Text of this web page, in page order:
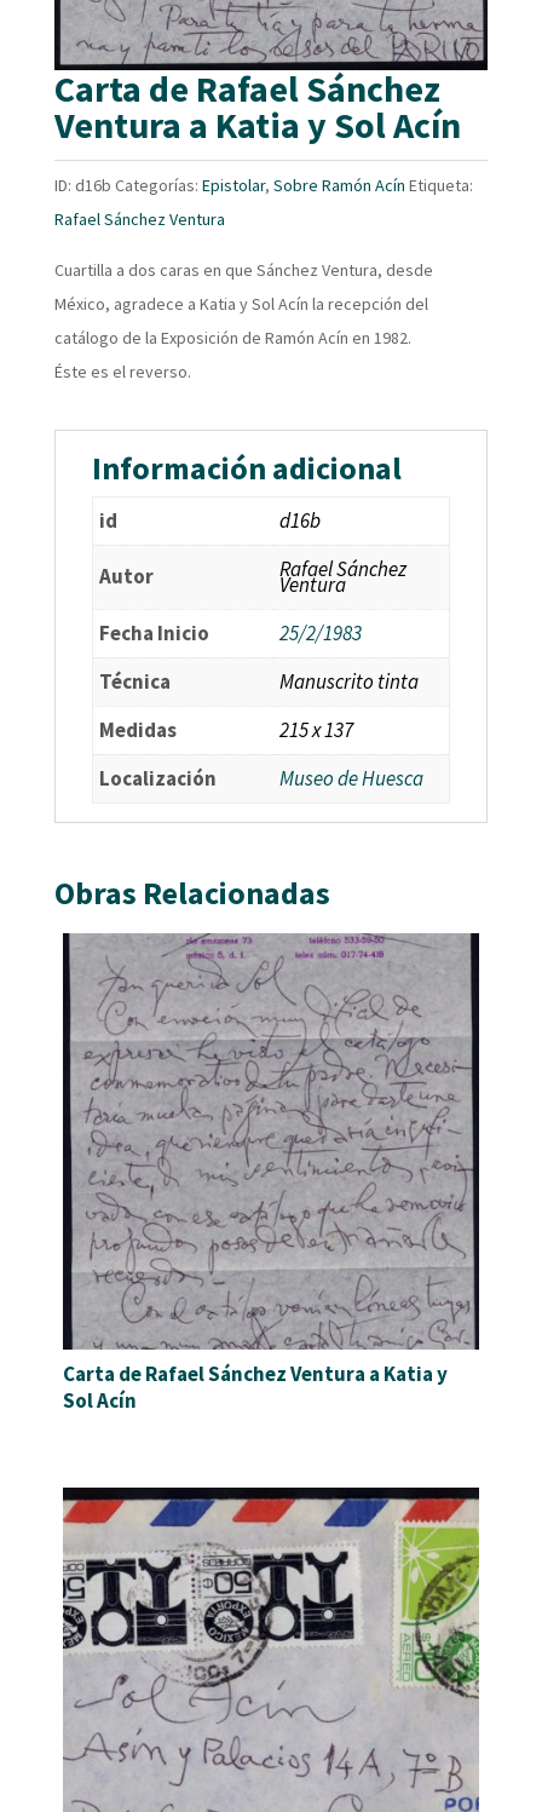
Carta de Rafael Sánchez
Ventura a Katia y Sol Acín
ID: d16b Categorías: Epistolar, Sobre Ramón Acín Etiqueta:
Rafael Sánchez Ventura
Cuartilla a dos caras en que Sánchez Ventura, desde
México, agradece a Katia y Sol Acín la recepción del
catálogo de la Exposición de Ramón Acín en 1982.
Éste es el reverso.
Información adicional
id d16b
Autor Rafael Sánchez
Ventura
Fecha Inicio
25/2/1983
Técnica
Manuscrito tinta
Medidas
215 x 137
Localización
Museo de Huesca
Obras Relacionadas
Carta de Rafael Sánchez Ventura a Katia y
Sol Acín